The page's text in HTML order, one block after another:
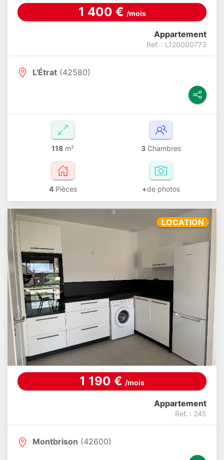
1 400 € /mois
Appartement
Ref. : L120000773
L'Étrat (42580)
118 m² 3 Chambres
4Pièces +de photos
LOCATION
1 190 € /mois
Appartement
Ref. : 245
Montbrison (42600)